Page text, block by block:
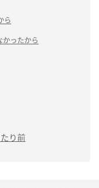
ら
かったから
り前